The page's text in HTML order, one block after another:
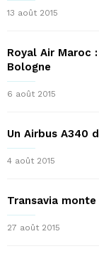
13 août 2015
Royal Air Maroc
Bologne
6 août 2015
Un Airbus A340
4 août 2015
Transavia
27 août 2015